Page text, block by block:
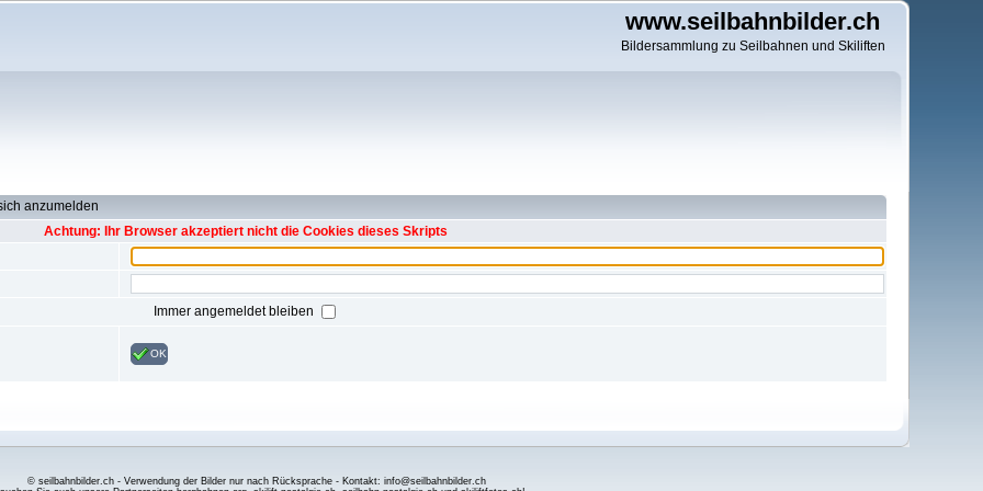
www.seilbahnbilder.ch
Bildersammlung zu Seilbahnen und Skiliften
anzumelden
Achtung: Ihr Browser akzeptiert nicht die Cookies dieses Skripts
Immer angemeldet bleiben
OK
© seilbahnbilder.ch - Verwendung der Bilder nur nach Rücksprache - Kontakt: info@seilbahnbilder.ch